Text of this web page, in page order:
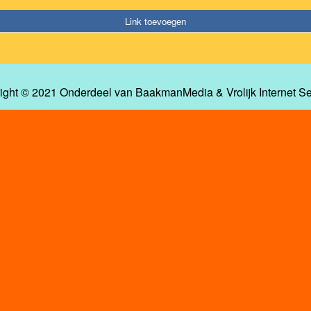
Link toevoegen
© 2021 Onderdeel van BaakmanMedia& Vrolijk Internet